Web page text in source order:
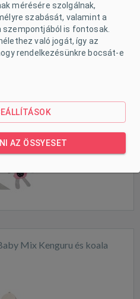
fölé Baby Mix Zoo
Mix Kenguru és koala
mérésére szolgálnak,
szabását, valamint a
szempontjából is fontosak.
való jogát, így az
rendelkezésünkre bocsát-e
AZ ÖSSYESET